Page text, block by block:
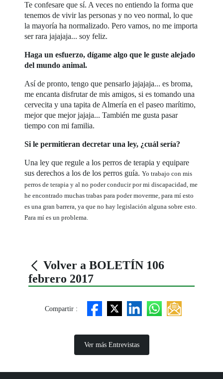
Te confesare que sí. A veces no entiendo la forma que
tenemos de vivir las personas y no veo normal, lo que
la mayoría ha normalizado. Pero vamos, no me importa
ser rara jajajaja... soy feliz.
Haga un esfuerzo, dígame algo que le guste alejado
del mundo animal.
Así de pronto, tengo que pensarlo jajajaja... es broma,
me encanta disfrutar de mis amigos, si es tomando una
cervecita y una tapita de Almería en el paseo marítimo,
mejor que mejor jajaja... También me gusta pasar
tiempo con mi familia.
Si le permitieran decretar una ley, ¿cuál sería?
Una ley que regule a los perros de terapia y equipare
sus derechos a los de los perros guía.Yo trabajo con mis
perros de terapia y al no poder conducir por mi discapacidad, me
he encontrado muchas trabas para poder moverme, para mí esto
es una gran barrera, ya que no hay legislación alguna sobre esto.
Para mí es un problema.
Volver a BOLETÍN 106
febrero 2017
Compartir :
Ver más Entrevistas